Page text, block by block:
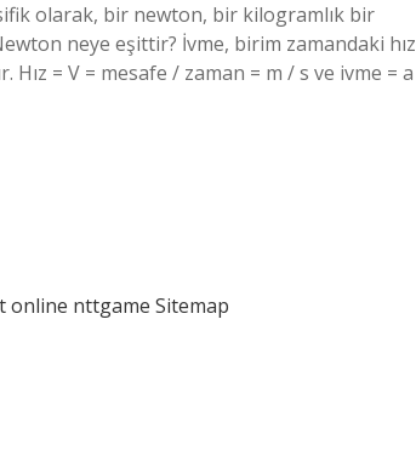
olarak, bir newton, bir kilogramlık bir
neye eşittir? İvme, birim zamandaki hız
= V = mesafe / zaman = m / s ve ivme = a
online nttgame Sitemap